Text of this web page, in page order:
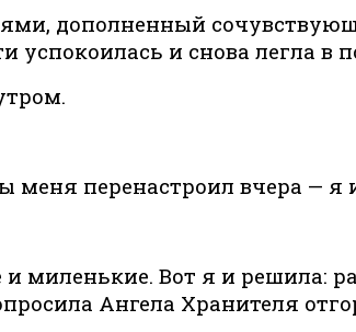
дополненный
успокоилась и снова легла в
перенастроил вчера — я
миленькие. Вот я и решила:
Ангела Хранителя